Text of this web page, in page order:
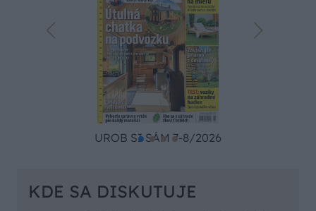
UROB SI SÁM 7-8/2026
KDE SA DISKUTUJE